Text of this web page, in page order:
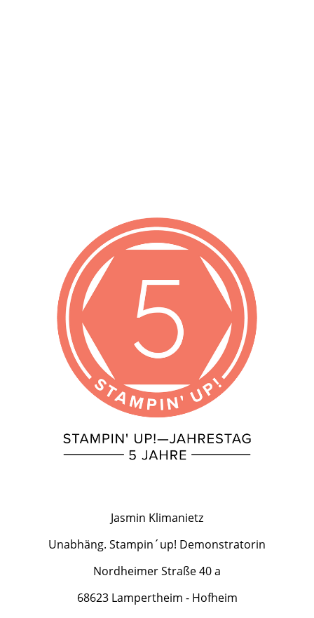
Jasmin Klimanietz
Unabhäng. Stampin´up! Demonstratorin
Nordheimer Straße 40 a
68623 Lampertheim - Hofheim